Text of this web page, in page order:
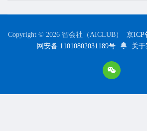
Copyright © 2026 智会社（AICLUB） 京ICP
网安备 11010802031189号
关于